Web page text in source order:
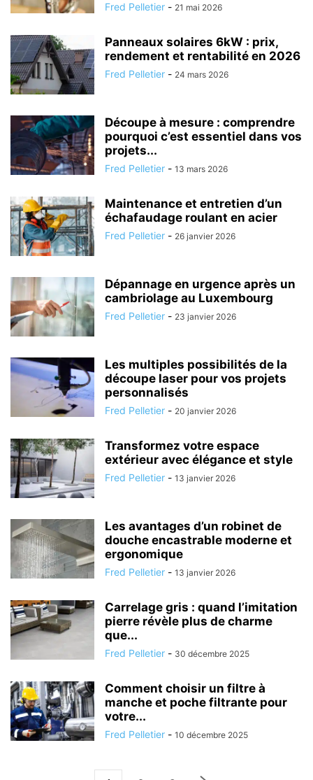
Fred Pelletier - 21 mai 2026
Panneaux solaires 6kW : prix,
rendement et rentabilité en 2026
Fred Pelletier - 24 mars 2026
Découpe à mesure : comprendre
pourquoi c’est essentiel dans vos
projets...
Fred Pelletier - 13 mars 2026
Maintenance et entretien d’un
échafaudage roulant en acier
Fred Pelletier - 26 janvier 2026
Dépannage en urgence après un
cambriolage au Luxembourg
Fred Pelletier - 23 janvier 2026
Les multiples possibilités de la
découpe laser pour vos projets
personnalisés
Fred Pelletier - 20 janvier 2026
Transformez votre espace
extérieur avec élégance et style
Fred Pelletier - 13 janvier 2026
Les avantages d’un robinet de
douche encastrable moderne et
ergonomique
Fred Pelletier - 13 janvier 2026
Carrelage gris : quand l’imitation
pierre révèle plus de charme
que...
Fred Pelletier - 30 décembre 2025
Comment choisir un filtre à
manche et poche filtrante pour
votre...
Fred Pelletier - 10 décembre 2025